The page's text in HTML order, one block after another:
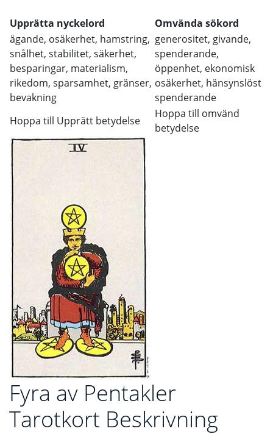
Upprätta nyckelord
Omvända sökord
ägande, osäkerhet, hamstring,
snålhet, stabilitet, säkerhet,
besparingar, materialism,
rikedom, sparsamhet, gränser,
bevakning
generositet, givande,
spenderande,
öppenhet, ekonomisk
osäkerhet, hänsynslöst
spenderande
Hoppa till Upprätt betydelse
Hoppa till omvänd
betydelse
Fyra av Pentakler
Tarotkort Beskrivning